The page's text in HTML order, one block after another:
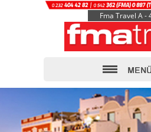
Fma Travel A -